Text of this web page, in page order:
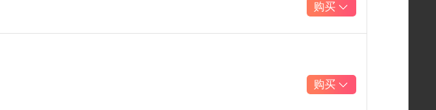
购买
购买